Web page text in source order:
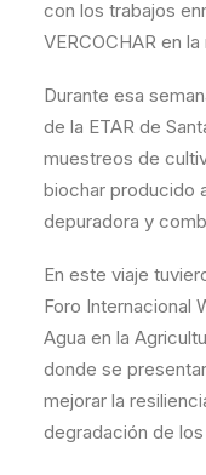
con los trabajos
VERCOCHAR en la
Durante esa
de la ETAR de
muestreos de
biochar producido
depuradora y
En este viaje
Foro Internacional
Agua en la
donde se
mejorar la
degradación de